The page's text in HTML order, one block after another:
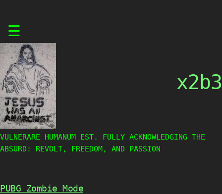
content
☰
x2b3
VULNERARE HUMANUM EST. FULLY ACKNOWLEDGING THE
ABSURD: REVOLT, FREEDOM, AND PASSION
PUBG Zombie Mode